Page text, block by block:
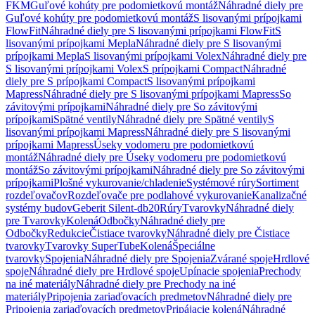
FKMGuľové kohúty pre podomietkovú montážNáhradné diely pre
Guľové kohúty pre podomietkovú montážS lisovanými prípojkami
FlowFitNáhradné diely pre S lisovanými prípojkami FlowFitS
lisovanými prípojkami MeplaNáhradné diely pre S lisovanými
prípojkami MeplaS lisovanými prípojkami VolexNáhradné diely pre
S lisovanými prípojkami VolexS prípojkami CompactNáhradné
diely pre S prípojkami CompactS lisovanými prípojkami
MapressNáhradné diely pre S lisovanými prípojkami MapressSo
závitovými prípojkamiNáhradné diely pre So závitovými
prípojkamiSpätné ventilyNáhradné diely pre Spätné ventilyS
lisovanými prípojkami MapressNáhradné diely pre S lisovanými
prípojkami MapressÚseky vodomeru pre podomietkovú
montážNáhradné diely pre Úseky vodomeru pre podomietkovú
montážSo závitovými prípojkamiNáhradné diely pre So závitovými
prípojkamiPlošné vykurovanie/chladenieSystémové rúrySortiment
rozdeľovačovRozdeľovače pre podlahové vykurovanieKanalizačné
systémy budovGeberit Silent-db20RúryTvarovkyNáhradné diely
pre TvarovkyKolenáOdbočkyNáhradné diely pre
OdbočkyRedukcieČistiace tvarovkyNáhradné diely pre Čistiace
tvarovkyTvarovky SuperTubeKolenáŠpeciálne
tvarovkySpojeniaNáhradné diely pre SpojeniaZvárané spojeHrdlové
spojeNáhradné diely pre Hrdlové spojeUpínacie spojeniaPrechody
na iné materiályNáhradné diely pre Prechody na iné
materiályPripojenia zariaďovacích predmetovNáhradné diely pre
Pripojenia zariaďovacích predmetovPripájacie kolenáNáhradné